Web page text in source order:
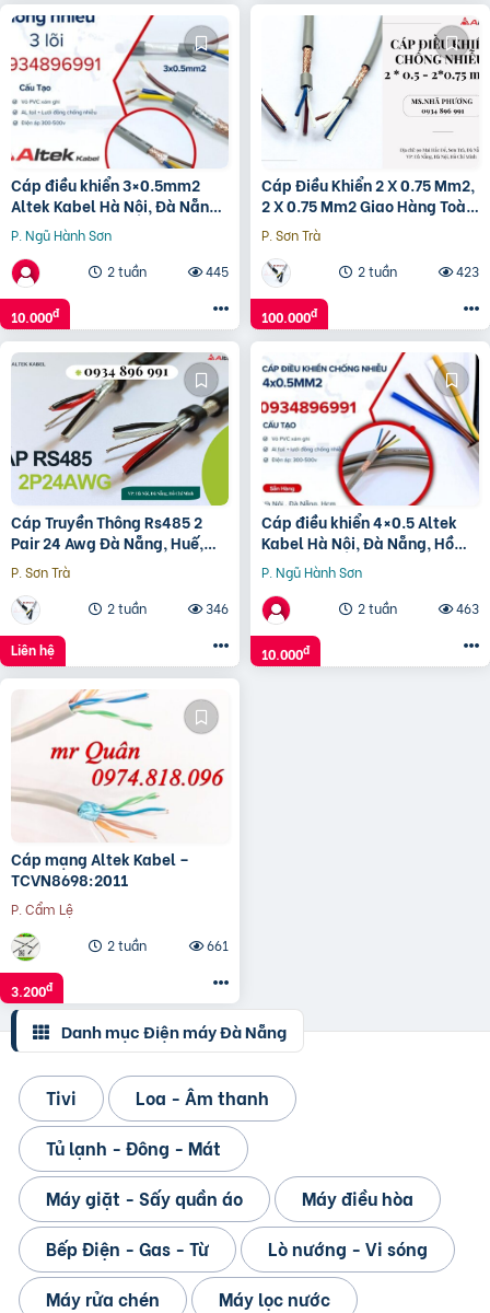
Cáp điều khiển 3×0.5mm2
Altek Kabel Hà Nội, Đà Nẵng,
Hồ Chí Minh
P. Ngũ Hành Sơn
2 tuần
445
10.000đ
Cáp Điều Khiển 2 X 0.75 Mm2,
2 X 0.75 Mm2 Giao Hàng Toàn
Quốc
P. Sơn Trà
2 tuần
423
100.000đ
Cáp Truyền Thông Rs485 2
Pair 24 Awg Đà Nẵng, Huế,
Quảng Trị
P. Sơn Trà
2 tuần
346
Liên hệ
Cáp điều khiển 4×0.5 Altek
Kabel Hà Nội, Đà Nẵng, Hồ
Chí Minh
P. Ngũ Hành Sơn
2 tuần
463
10.000đ
Cáp mạng Altek Kabel –
TCVN8698:2011
P. Cẩm Lệ
2 tuần
661
3.200đ
Danh mục Điện máy Đà Nẵng
Tivi
Loa - Âm thanh
Tủ lạnh - Đông - Mát
Máy giặt - Sấy quần áo
Máy điều hòa
Bếp Điện - Gas - Từ
Lò nướng - Vi sóng
Máy rửa chén
Máy lọc nước